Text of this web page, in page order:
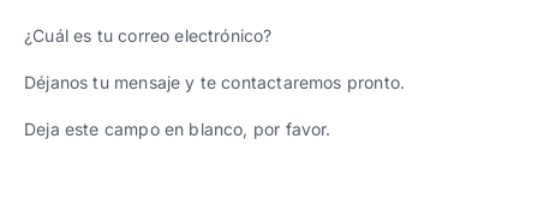
¿Cuál es tu correo electrónico?
Déjanos tu mensaje y te contactaremos pronto.
Deja este campo en blanco, por favor.